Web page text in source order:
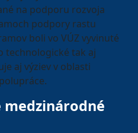
na podporu rozvoja
podpory rastu
boli vo VÚZ vyvinuté
technologické tak aj
aj výziev v oblasti
medzinárodné